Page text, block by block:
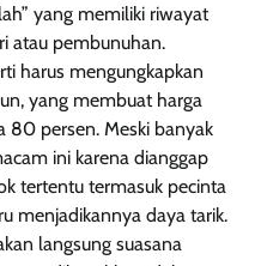
yang memiliki riwayat
atau pembunuhan.
harus mengungkapkan
yang membuat harga
80 persen. Meski banyak
ini karena dianggap
tertentu termasuk pecinta
menjadikannya daya tarik.
langsung suasana